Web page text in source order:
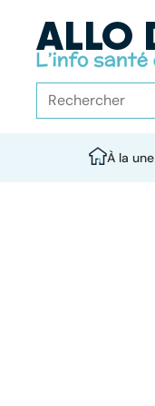
À la une